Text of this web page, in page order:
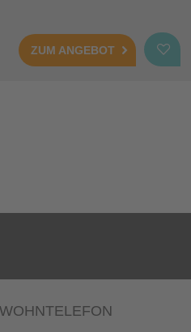
ZUM ANGEBOT
WOHNTELEFON